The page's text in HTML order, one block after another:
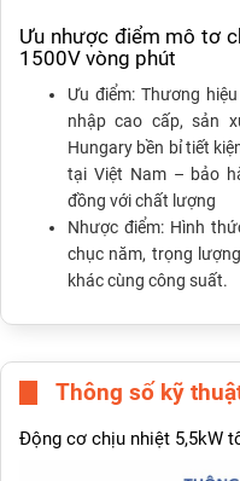
Ưu nhược điểm mô tơ
1500V vòng phút
Ưu điểm: Thương
nhập cao cấp, sản
Hungary bền bỉ tiết
tại Việt Nam – bảo
đồng với chất lượng
Nhược điểm: Hình
chục năm, trọng
khác cùng công suất.
Thông số kỹ
Động cơ chịu nhiệt 5,5kW